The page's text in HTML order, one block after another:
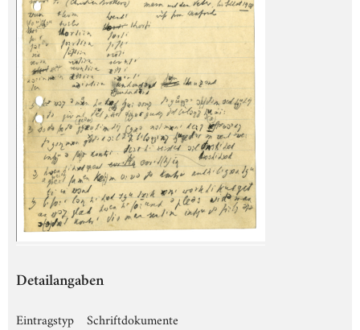
Detailangaben
Eintragstyp
Schriftdokumente